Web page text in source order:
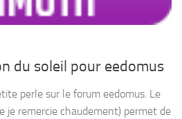
du soleil pour eedomus
perle sur le forum eedomus. Le
je remercie chaudement) permet de